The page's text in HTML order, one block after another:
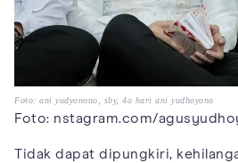
Foto: ani yudyonono, sby, 4o hari ani yudhoyono
Foto: nstagram.com/
Tidak dapat dipungkiri,